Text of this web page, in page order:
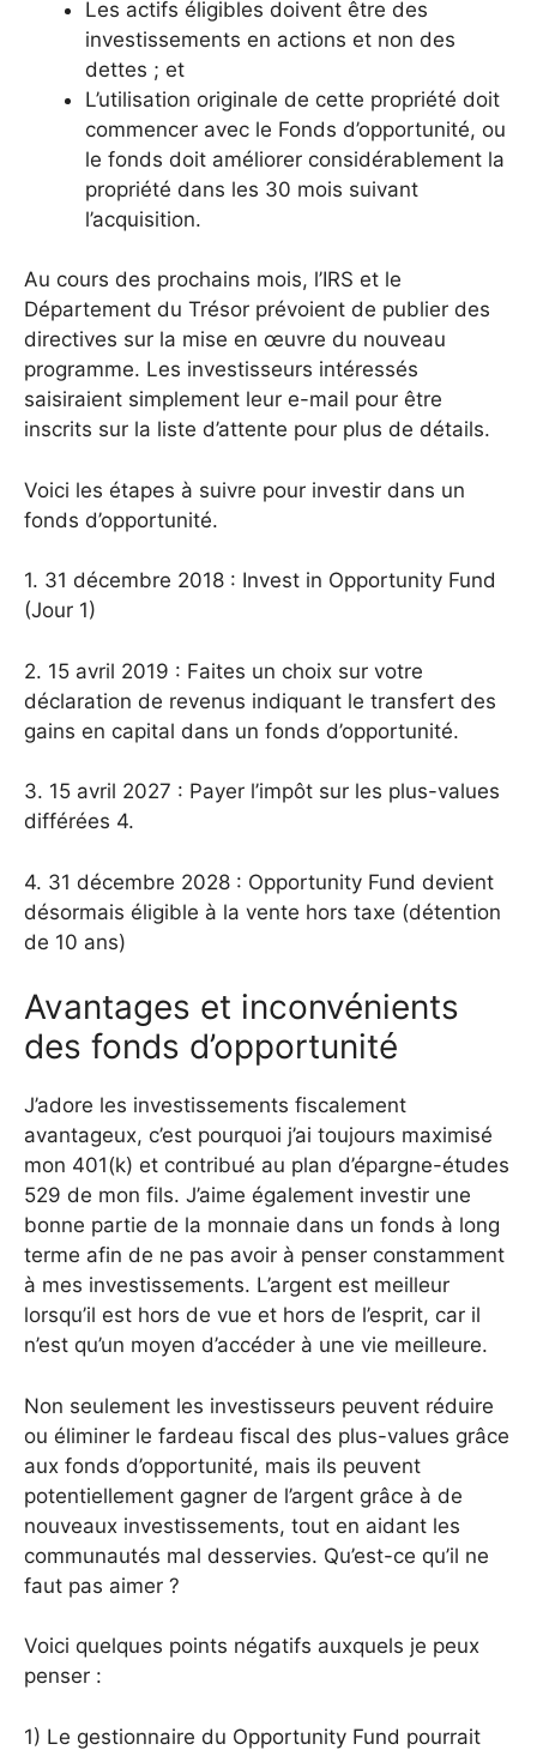
Les actifs éligibles doivent être des
investissements en actions et non des
dettes ; et
L’utilisation originale de cette propriété doit
commencer avec le Fonds d’opportunité, ou
le fonds doit améliorer considérablement la
propriété dans les 30 mois suivant
l’acquisition.
Au cours des prochains mois, l’IRS et le
Département du Trésor prévoient de publier des
directives sur la mise en œuvre du nouveau
programme. Les investisseurs intéressés
saisiraient simplement leur e-mail pour être
inscrits sur la liste d’attente pour plus de détails.
Voici les étapes à suivre pour investir dans un
fonds d’opportunité.
1. 31 décembre 2018 : Invest in Opportunity Fund
(Jour 1)
2. 15 avril 2019 : Faites un choix sur votre
déclaration de revenus indiquant le transfert des
gains en capital dans un fonds d’opportunité.
3. 15 avril 2027 : Payer l’impôt sur les plus-values ​​
différées 4.
4. 31 décembre 2028 : Opportunity Fund devient
désormais éligible à la vente hors taxe (détention
de 10 ans)
Avantages et inconvénients
des fonds d’opportunité
J’adore les investissements fiscalement
avantageux, c’est pourquoi j’ai toujours maximisé
mon 401(k) et contribué au plan d’épargne-études
529 de mon fils. J’aime également investir une
bonne partie de la monnaie dans un fonds à long
terme afin de ne pas avoir à penser constamment
à mes investissements. L’argent est meilleur
lorsqu’il est hors de vue et hors de l’esprit, car il
n’est qu’un moyen d’accéder à une vie meilleure.
Non seulement les investisseurs peuvent réduire
ou éliminer le fardeau fiscal des plus-values ​​grâce
aux fonds d’opportunité, mais ils peuvent
potentiellement gagner de l’argent grâce à de
nouveaux investissements, tout en aidant les
communautés mal desservies. Qu’est-ce qu’il ne
faut pas aimer ?
Voici quelques points négatifs auxquels je peux
penser :
1) Le gestionnaire du Opportunity Fund pourrait